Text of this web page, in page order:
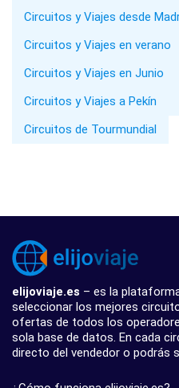
Circuitos y Viajes desde
Circuitos y Viajes en verano
Circuitos y Viajes en Junio
Circuitos y Viajes a Pekín
Circuitos de Tourmundial
elijoviaje.es – es la
seleccionar los mejores
ofertas de todos los
sola base de datos. En cada
directo del vendedor o podrás